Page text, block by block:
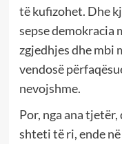
të kufizohet. Dhe
sepse demokracia
zgjedhjes dhe mbi
vendosë
nevojshme.
Por, nga ana
shteti të ri, ende